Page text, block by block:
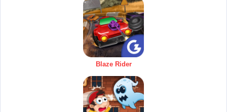
Blaze Rider